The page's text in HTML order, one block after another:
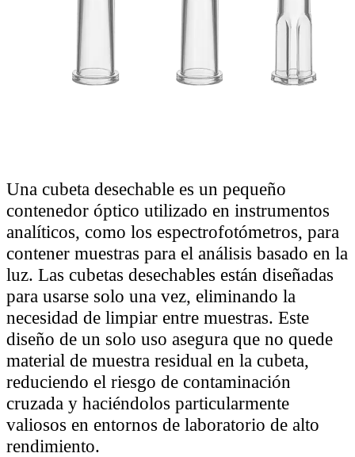
Una cubeta desechable es un pequeño
contenedor óptico utilizado en instrumentos
analíticos, como los espectrofotómetros, para
contener muestras para el análisis basado en la
luz. Las cubetas desechables están diseñadas
para usarse solo una vez, eliminando la
necesidad de limpiar entre muestras. Este
diseño de un solo uso asegura que no quede
material de muestra residual en la cubeta,
reduciendo el riesgo de contaminación
cruzada y haciéndolos particularmente
valiosos en entornos de laboratorio de alto
rendimiento.